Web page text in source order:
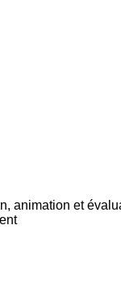
animation et